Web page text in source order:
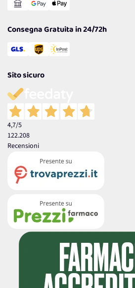
Consegna Gratuita in 24/72h
Sito sicuro
4,7/5
122.208
Recensioni